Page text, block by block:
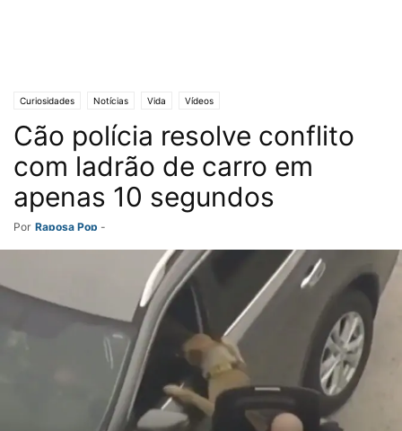
Curiosidades Notícias Vida Vídeos
Cão polícia resolve conflito
com ladrão de carro em
apenas 10 segundos
Por Raposa Pop -